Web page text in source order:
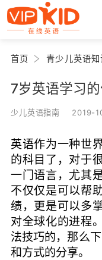
首页 青少儿英语知
7岁英语学习
少儿英语指南 2019-
英语作为一种世
的科目了，对于
一门语言，尤其
不仅仅是可以帮
绩，更是可以多
对全球化的进程
法技巧的，那么
和方式的分享。